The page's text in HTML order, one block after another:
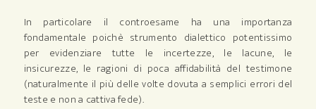
In particolare il controesame ha una importanza
fondamentale poichè strumento dialettico potentissimo
per evidenziare tutte le incertezze, le lacune, le
insicurezze, le ragioni di poca affidabilità del testimone
(naturalmente il più delle volte dovuta a semplici errori del
teste e non a cattiva fede).